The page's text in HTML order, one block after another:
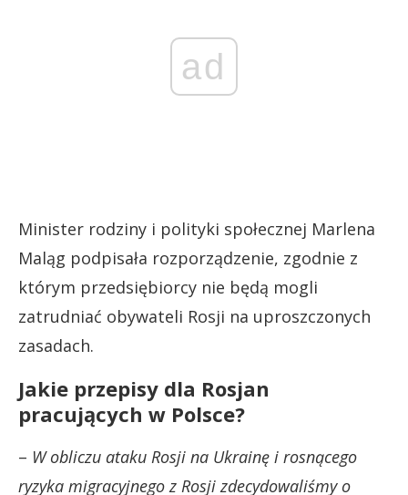
ad
Minister rodziny i polityki społecznej Marlena
Maląg podpisała rozporządzenie, zgodnie z
którym przedsiębiorcy nie będą mogli
zatrudniać obywateli Rosji na uproszczonych
zasadach.
Jakie przepisy dla Rosjan
pracujących w Polsce?
– W obliczu ataku Rosji na Ukrainę i rosnącego
ryzyka migracyjnego z Rosji zdecydowaliśmy o